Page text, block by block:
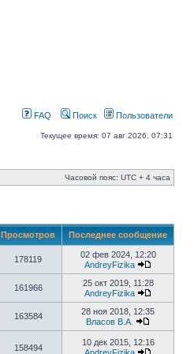
FAQ Поиск Пользователи
Текущее время: 07 авг 2026, 07:31
Часовой пояс: UTC + 4 часа
Просмотров Последнее сообщение
178119
02 фев 2024, 12:20
AndreyFizika
161966
25 окт 2019, 11:28
AndreyFizika
163584
28 ноя 2018, 12:35
Власов В.А.
158494
10 дек 2015, 12:16